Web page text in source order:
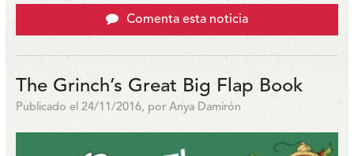
Comenta esta noticia
The Grinch’s Great Big Flap Book
Publicado el 24/11/2016, por Anya Damirón